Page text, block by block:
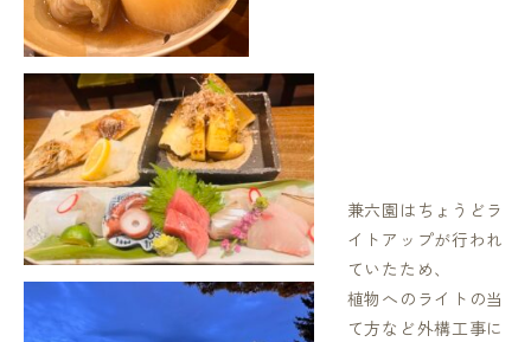
兼六園はちょうどラ
イトアップが行われ
ていたため、
植物へのライトの当
て方など外構工事に